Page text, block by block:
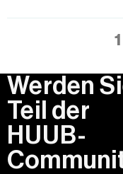
1
Werden
Teil der
HUUB-